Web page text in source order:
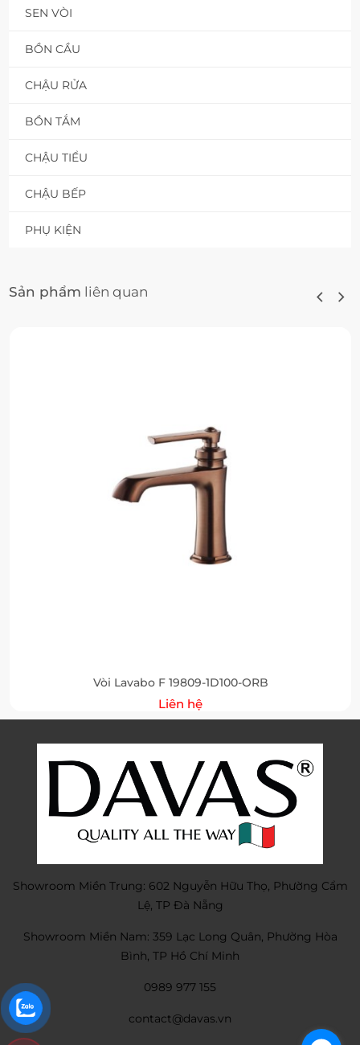
SEN VÒI
BỒN CẦU
CHẬU RỬA
BỒN TẮM
CHẬU TIỂU
CHẬU BẾP
PHỤ KIỆN
Sản phẩm liên quan
Vòi Lavabo F 19809-1D100-ORB
Liên hệ
Showroom Miền Trung: 602 Nguyễn Hữu Thọ, Phường Cẩm
Lệ, TP Đà Nẵng
Showroom Miền Nam: 359 Lạc Long Quân, Phường Hòa
Bình, TP Hồ Chí Minh
0989 977 155
contact@davas.vn